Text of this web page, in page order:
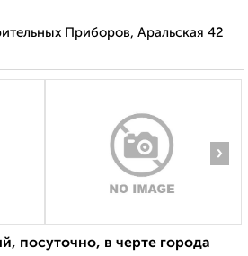
Приборов, Аральская 42
›
посуточно, в черте города